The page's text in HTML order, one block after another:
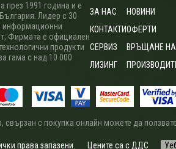
през 1991 година и е
Лидер с 30
информационни
Фирмата е официален
продукти
гама с над 10 000
ЗА НАС
КОНТАКТИ
СЕРВИЗ
ЛИЗИНГ
НОВИНИ
ОФЕРТИ
ВРЪЩАНЕ
свързан с покупка онлайн можете да
права запазени. Цените са с ДДС